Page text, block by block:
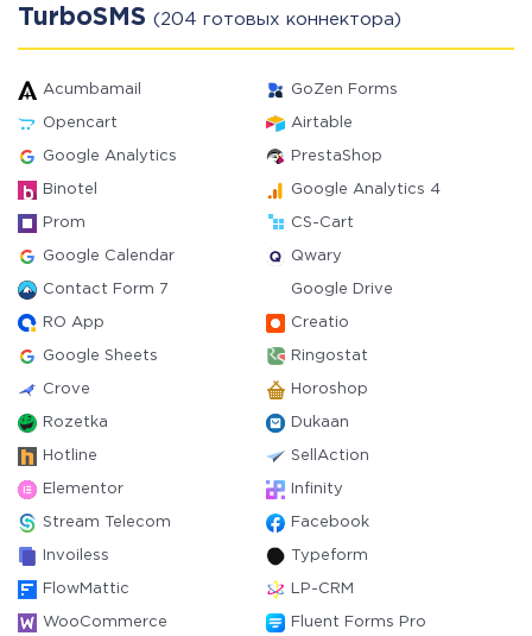
TurboSMS (204 готовых коннектора)
Acumbamail GoZen Forms
Opencart Airtable
Google Analytics PrestaShop
Binotel Google Analytics 4
Prom CS-Cart
Google Calendar Qwary
Contact Form 7 Google Drive
RO App Creatio
Google Sheets Ringostat
Crove Horoshop
Rozetka Dukaan
Hotline SellAction
Elementor Infinity
Stream Telecom Facebook
Invoiless Typeform
FlowMattic LP-CRM
WooCommerce Fluent Forms Pro